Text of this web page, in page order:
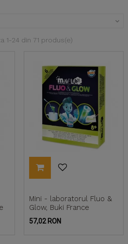

1-24 din 71 produs(e)
Mini - laboratorul Fluo &
Glow, Buki France
Pret
57,02 RON